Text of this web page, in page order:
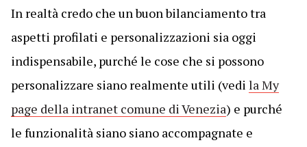
In realtà credo che un buon bilanciamento tra
aspetti profilati e personalizzazioni sia oggi
indispensabile, purché le cose che si possono
personalizzare siano realmente utili (vedi la My
page della intranet comune di Venezia) e purché
le funzionalità siano siano accompagnate e